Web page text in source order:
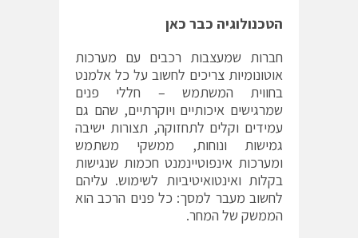
הטכנולוגיה כבר כאן
חברות שמעצבות רכבים עם מערכות
אוטונומיות צריכים לחשוב על כל אלמנט
בחווית המשתמש – חללי פנים
שמרגישים איכותיים ויוקרתיים, שהם גם
עמידים וקלים לתחזוקה, תצורות ישיבה
גמישות ונוחות, ממשקי משתמש
ומערכות אינפוטיינמנט חכמות שנגישות
בקלות ואינטואיטיביות לשימוש. עליהם
לחשוב מעבר למסך: כל פנים הרכב הוא
הממשק של המחר.